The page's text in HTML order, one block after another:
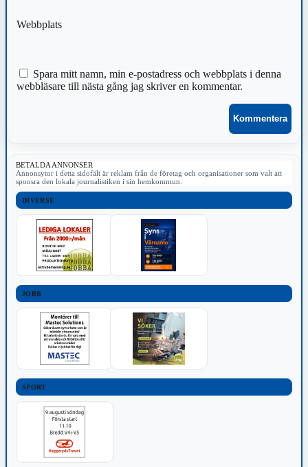
Webbplats
Spara mitt namn, min e-postadress och webbplats i denna
webbläsare till nästa gång jag skriver en kommentar.
BETALDA ANNONSER
Annonsytor i detta sidofält är reklam från de företag och organisationer som valt att
sponsra den lokala journalistiken i sin hemkommun.
DIVERSE
JOBB
SPORT